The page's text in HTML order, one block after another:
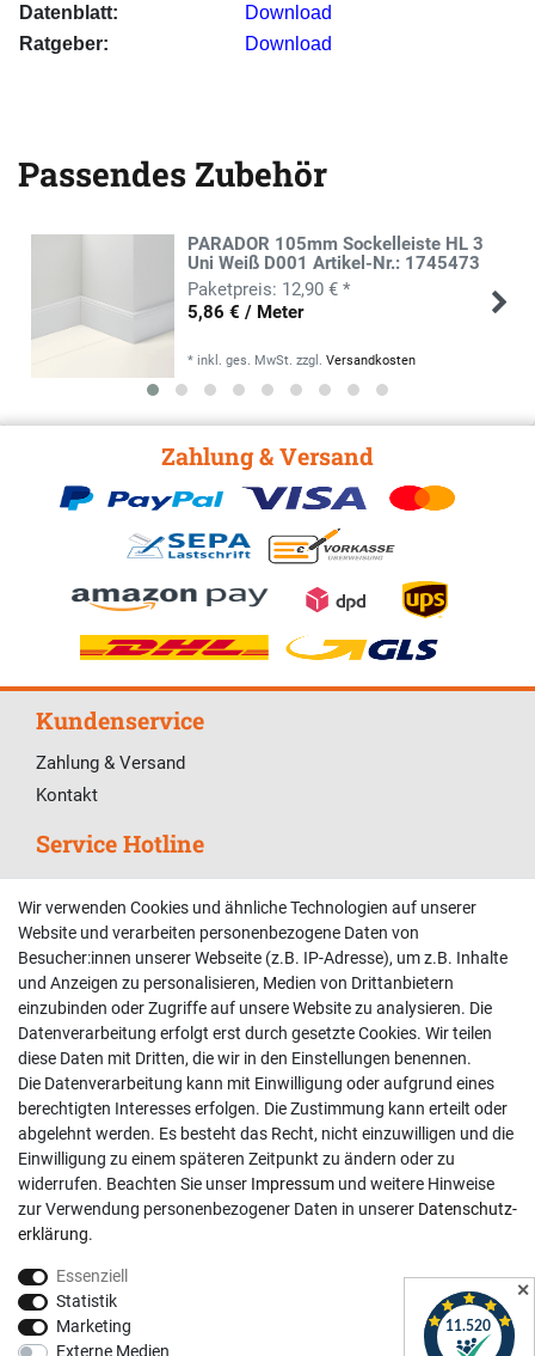
Datenblatt:
Download
Ratgeber:
Download
Passendes Zubehör
PARADOR 105mm Sockelleiste HL 3
Uni Weiß D001 Artikel-Nr.: 1745473
12,90 € *
5,86 € / Meter
* inkl. ges. MwSt. zzgl.Versandkosten
Zahlung & Versand
Kundenservice
Zahlung & Versand
Kontakt
Service Hotline
Telefonische Unterstützung und Beratung unter:
02381 9878909
Mo-Fr, 9:00 - 18:00 Uhr
Sa, 9:00 - 13:00 Uhr
Kundenkonto
Registrieren
Login
Hilfe
Informationen
Impressum
Datenschutzerklärung
✕
Wir verwenden Cookies und ähnliche Technologien auf unserer
Website und verarbeiten personenbezogene Daten von
Besucher:innen unserer Webseite (z.B. IP-Adresse), um z.B. Inhalte
und Anzeigen zu personalisieren, Medien von Drittanbietern
einzubinden oder Zugriffe auf unsere Website zu analysieren. Die
Datenverarbeitung erfolgt erst durch gesetzte Cookies. Wir teilen
diese Daten mit Dritten, die wir in den Einstellungen benennen.
Die Datenverarbeitung kann mit Einwilligung oder aufgrund eines
berechtigten Interesses erfolgen. Die Zustimmung kann erteilt oder
abgelehnt werden. Es besteht das Recht, nicht einzuwilligen und die
Einwilligung zu einem späteren Zeitpunkt zu ändern oder zu
widerrufen. Beachten Sie unser Impressum und weitere Hinweise
zur Verwendung personenbezogener Daten in unserer Daten­schutz­
erklärung.
Essenziell
Statistik
Marketing
Externe Medien